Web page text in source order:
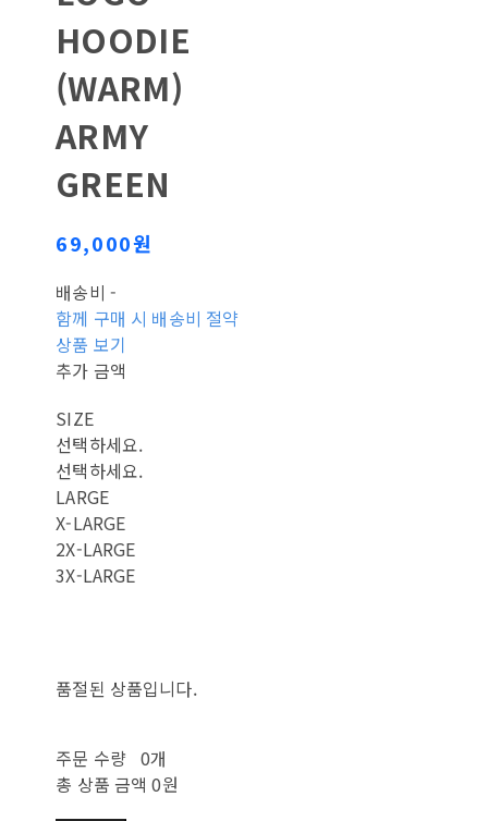
HOODIE
(WARM)
ARMY
GREEN
69,000원
배송비 -
함께 구매 시 배송비 절약
상품 보기
추가 금액
SIZE
선택하세요.
선택하세요.
LARGE
X-LARGE
2X-LARGE
3X-LARGE
품절된 상품입니다.
주문 수량 0개
총 상품 금액 0원